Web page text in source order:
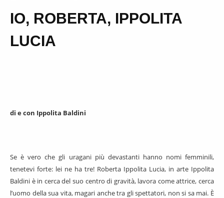
IO, ROBERTA, IPPOLITA
LUCIA
di e con Ippolita Baldini
Se è vero che gli uragani più devastanti hanno nomi femminili,
tenetevi forte: lei ne ha tre! Roberta Ippolita Lucia, in arte Ippolita
Baldini è in cerca del suo centro di gravità, lavora come attrice, cerca
l’uomo della sua vita, magari anche tra gli spettatori, non si sa mai. È